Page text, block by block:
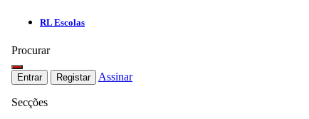
RL Escolas
Procurar
Entrar Registar Assinar
Secções